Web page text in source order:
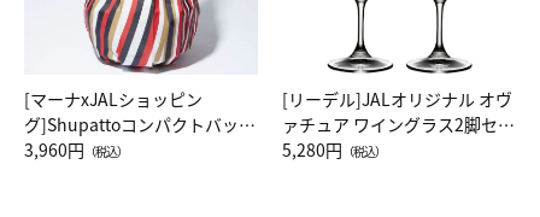
[マーナxJALショッピン
グ]Shupattoコンパクトバッグ
Drop JAL客室乗務員（LC）ス
3,960円 （税込）
[リーデル]JALオリジナル オヴ
ァチュア ワイングラス2脚セッ
ト（レッドワイン）
5,280円 （税込）